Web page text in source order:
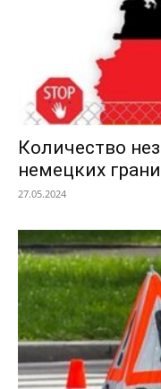
Количество
немецких
27.05.2024